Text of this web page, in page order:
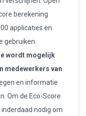
berekening
applicaties en
gebruiken.
wordt mogelijk
medewerkers van
en informatie
Om de Eco-Score
nodig om